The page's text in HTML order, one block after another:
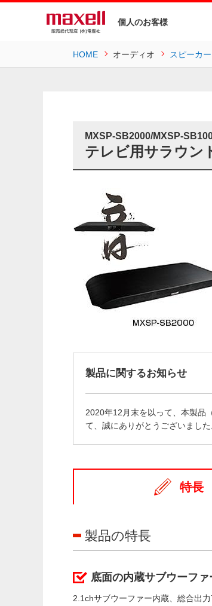
個人のお客様
HOME オーディオ スピーカー
MXSP-SB2000/MXSP-
テレビ用サラウン
製品に関するお知らせ
2020年12月末を以って、本製品
て、誠にありがとうございました
特長
製品の特長
底面の内蔵サブウーフ
2.1chサブウーファー内蔵、総合出